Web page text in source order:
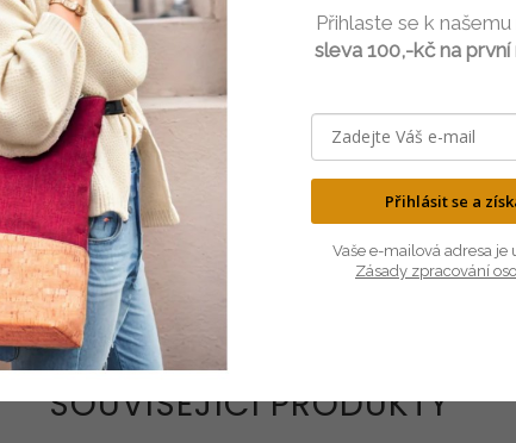
LEHKÝ
lehký, ale velmi
odolný materiál.
PŘÍRODNÍ
Korek pochází z kůry dubu
100% přírodní a
SOUVISEJÍCÍ PRODUKTY
Přihlaste se k
sleva 100,-kč na první
Přihlásit se a
Vaše e-mailová adresa je
Zásady zpracování